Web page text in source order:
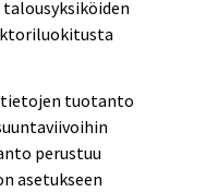
tuotanto
perustuu
asetukseen